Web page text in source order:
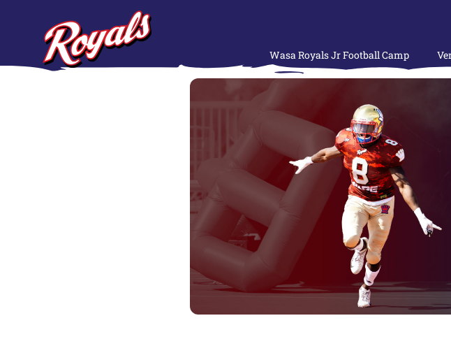
Wasa Royals Jr Football Camp